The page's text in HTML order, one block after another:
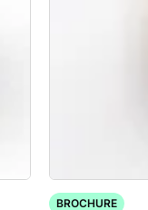
BROCHURE